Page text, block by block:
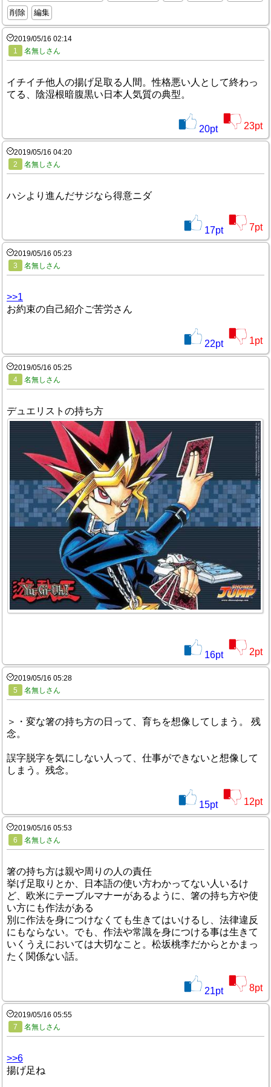
削除 編集
2019/05/16 02:14
1
名無しさん
イチイチ他人の揚げ足取る人間。性格悪い人として終わっ
てる、陰湿根暗腹黒い日本人気質の典型。
20pt 23pt
2019/05/16 04:20
2
名無しさん
ハシより進んだサジなら得意ニダ
17pt 7pt
2019/05/16 05:23
3
名無しさん
>>1
お約束の自己紹介ご苦労さん
22pt 1pt
2019/05/16 05:25
4
名無しさん
デュエリストの持ち方
16pt 2pt
2019/05/16 05:28
5
名無しさん
＞・変な箸の持ち方の日って、育ちを想像してしまう。 残
念。
誤字脱字を気にしない人って、仕事ができないと想像して
しまう。残念。
15pt 12pt
2019/05/16 05:53
6
名無しさん
箸の持ち方は親や周りの人の責任
挙げ足取りとか、日本語の使い方わかってない人いるけ
ど、欧米にテーブルマナーがあるように、箸の持ち方や使
い方にも作法がある
別に作法を身につけなくても生きてはいけるし、法律違反
にもならない。でも、作法や常識を身につける事は生きて
いくうえにおいては大切なこと。松坂桃李だからとかまっ
たく関係ない話。
21pt 8pt
2019/05/16 05:55
7
名無しさん
>>6
揚げ足ね